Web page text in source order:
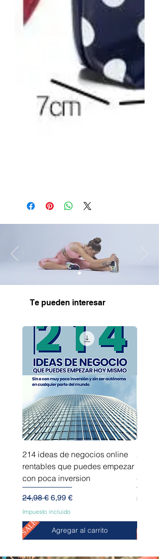
Te pueden interesar
214 ideas de negocios online
rentables que puedes empezar
con poca inversion
Precio
24,98 € Precio de oferta
6,99 €
Impuesto incluido
Agregar al carrito
SALE
214
Precio
24,98 €
SALE